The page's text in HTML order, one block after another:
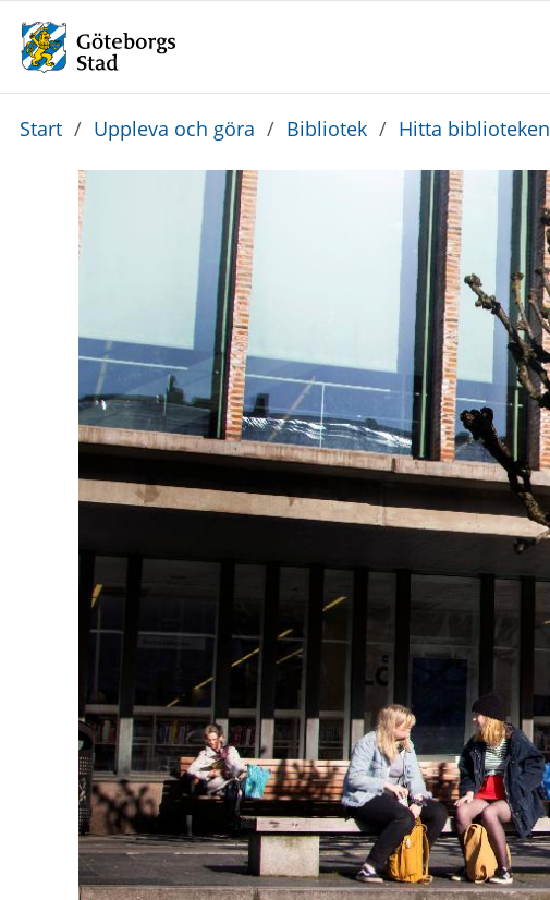
Du
Start / Uppleva och göra / Bibliotek / Hitta biblioteken